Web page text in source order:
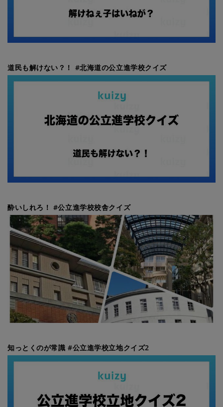
道民も解けない？！ #北海道の公立進学校クイズ
酔いしれろ！ #公立進学校校舎クイズ
知っとくのが常識 #公立進学校立地クイズ2